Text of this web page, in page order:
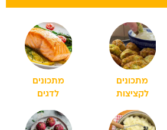
מתכונים
לקציצות
מתכונים
לדגים